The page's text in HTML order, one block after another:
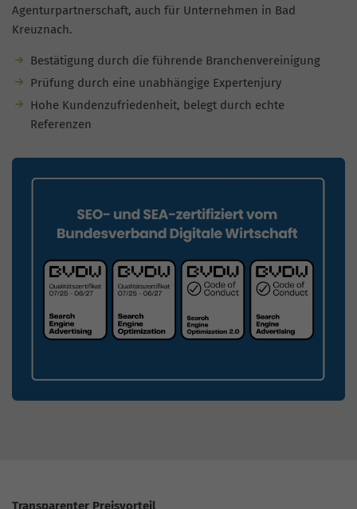
Agenturpartnerschaft, auch für Unternehmen in Bad
Kreuznach.
Bestätigung durch die führende Branchenvereinigung
Prüfung durch eine unabhängige Expertenjury
Hohe Kundenzufriedenheit, belegt durch echte
Referenzen
Transparenter Preisvorteil